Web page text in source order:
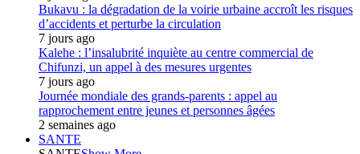
Bukavu : la dégradation de la voirie urbaine accroît les risques
d’accidents et perturbe la circulation
7 jours ago
Kalehe : l’insalubrité inquiète au centre commercial de
Chifunzi, un appel à des mesures urgentes
7 jours ago
Journée mondiale des grands-parents : appel au
rapprochement entre jeunes et personnes âgées
2 semaines ago
SANTE